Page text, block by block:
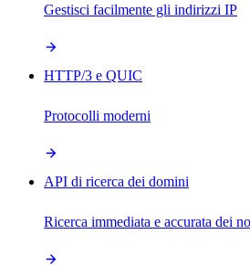
Gestisci facilmente gli indirizzi IP
HTTP/3 e QUIC
Protocolli moderni
API di ricerca dei domini
Ricerca immediata e accurata dei